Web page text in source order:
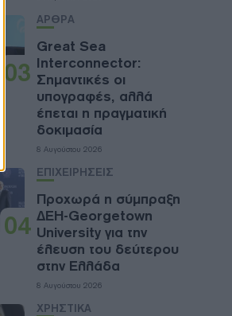
03
ΑΡΘΡΑ
Great Sea
Interconnector:
Σημαντικές οι
υπογραφές, αλλά
έπεται η πραγματική
δοκιμασία
8 Αυγούστου 2026
04
ΕΠΙΧΕΙΡΗΣΕΙΣ
Προχωρά η σύμπραξη
ΔΕΗ-Georgetown
University για την
έλευση του δεύτερου
στην Ελλάδα
8 Αυγούστου 2026
ΧΡΗΣΤΙΚΑ